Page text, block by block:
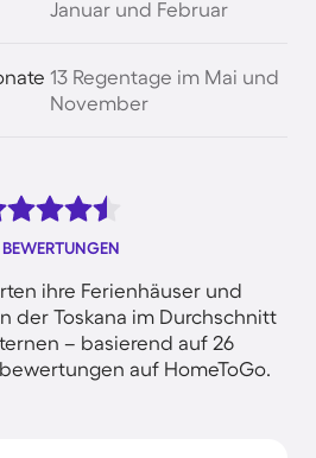
Januar und Februar
13 Regentage im Mai und
November
ihre Ferienhäuser und
der Toskana im Durchschnitt
– basierend auf 26
auf HomeToGo.